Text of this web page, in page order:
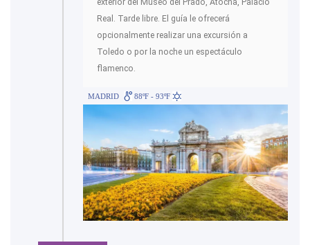
Real. Tarde libre. El guía le ofrecerá
opcionalmente realizar una excursión a
Toledo o por la noche un espectáculo
flamenco.
MADRID 88ºF - 93ºF